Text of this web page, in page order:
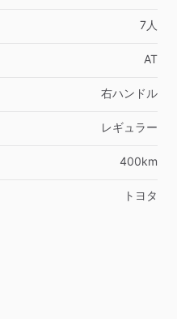
7人
AT
右ハンドル
レギュラー
400km
トヨタ